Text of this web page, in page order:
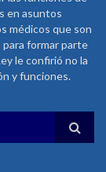
en asuntos
médicos que son
formar parte
le confirió no la
y funciones.